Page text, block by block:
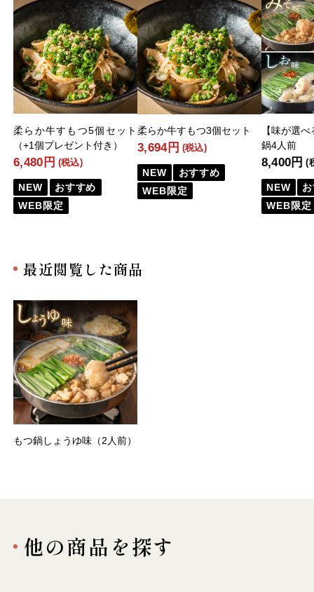
柔らか牛すもつ5個セット
（+1個プレゼント付き）
6,480円 (税込)
NEW
おすすめ
WEB限定
柔らか牛すもつ3個セット
3,694円 (税込)
NEW
おすすめ
WEB限定
【味が選
鍋4人前
8,400円 (
NEW
WEB限定
最近閲覧した商品
もつ鍋しょうゆ味（2人前）
他の商品を探す